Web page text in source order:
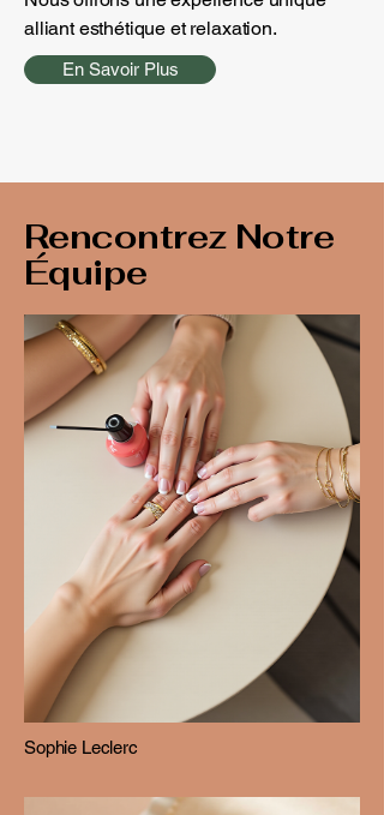
alliant esthétique et relaxation.
En Savoir Plus
Rencontrez Notre
Équipe
Sophie Leclerc